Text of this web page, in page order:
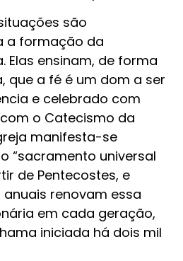
são
a formação da
Elas ensinam, de forma
que a fé é um dom a ser
e celebrado com
o Catecismo da
manifesta-se
“sacramento universal
de Pentecostes, e
renovam essa
em cada geração,
iniciada há dois mil